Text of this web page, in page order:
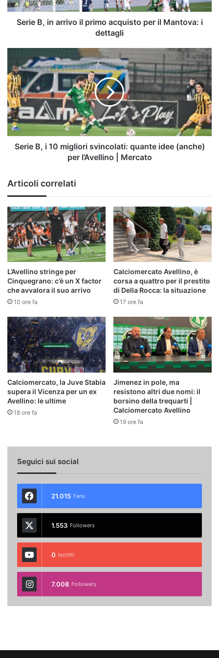
il
Mantova:
Serie B, in arrivo il primo acquisto per il Mantova: i
dettagli
i
10
migliori
svincolati:
quante
idee
(anche)
perSerie B, i 10 migliori svincolati: quante idee (anche)
per l’Avellino | Mercato
Articoli correlati
L’Avellino stringe per
Cinquegrano: c’è un X factor
che avvalora il suo arrivo
10 ore fa
Calciomercato Avellino, è
corsa a quattro per il prestito
di Della Rocca: la situazione
17 ore fa
Calciomercato, la Juve Stabia
supera il Vicenza per un ex
Avellino: le ultime
18 ore fa
Jimenez in pole, ma
resistono altri due nomi: il
borsino della trequarti |
Calciomercato Avellino
19 ore fa
Seguici sui social
21.015 Fans
1.553 Followers
0 Iscritti
7.008 Followers